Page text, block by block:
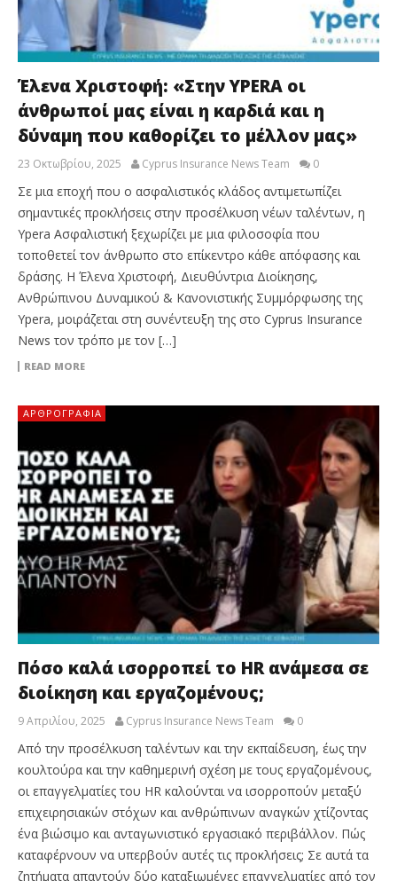
Έλενα Χριστοφή: «Στην YPERA oι
άνθρωποί μας είναι η καρδιά και η
δύναμη που καθορίζει το μέλλον μας»
23 Οκτωβρίου, 2025 Cyprus Insurance News Team 0
Σε μια εποχή που ο ασφαλιστικός κλάδος αντιμετωπίζει
σημαντικές προκλήσεις στην προσέλκυση νέων ταλέντων, η
Ypera Ασφαλιστική ξεχωρίζει με μια φιλοσοφία που
τοποθετεί τον άνθρωπο στο επίκεντρο κάθε απόφασης και
δράσης. Η Έλενα Χριστοφή, Διευθύντρια Διοίκησης,
Ανθρώπινου Δυναμικού & Κανονιστικής Συμμόρφωσης της
Ypera, μοιράζεται στη συνέντευξη της στο Cyprus Insurance
News τον τρόπο με τον […]
READ MORE
ΑΡΘΡΟΓΡΑΦΊΑ
Πόσο καλά ισορροπεί το HR ανάμεσα σε
διοίκηση και εργαζομένους;
9 Απριλίου, 2025 Cyprus Insurance News Team 0
Από την προσέλκυση ταλέντων και την εκπαίδευση, έως την
κουλτούρα και την καθημερινή σχέση με τους εργαζομένους,
οι επαγγελματίες του HR καλούνται να ισορροπούν μεταξύ
επιχειρησιακών στόχων και ανθρώπινων αναγκών χτίζοντας
ένα βιώσιμο και ανταγωνιστικό εργασιακό περιβάλλον. Πώς
καταφέρνουν να υπερβούν αυτές τις προκλήσεις; Σε αυτά τα
ζητήματα απαντούν δύο καταξιωμένες επαγγελματίες από τον